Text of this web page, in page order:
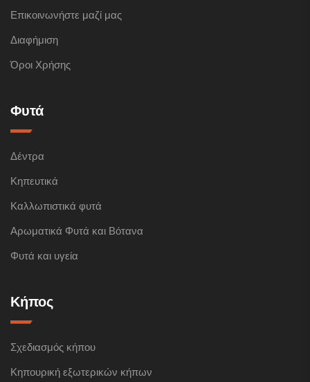
Επικοινωνήστε μαζί μας
Διαφήμιση
Όροι Χρήσης
Φυτά
Δέντρα
Κηπευτικά
Καλλωπιστικά φυτά
Αρωματικά Φυτά και Βότανα
Φυτά και υγεία
Κήπος
Σχεδιασμός κήπου
Κηπουρική εξωτερικών κήπων